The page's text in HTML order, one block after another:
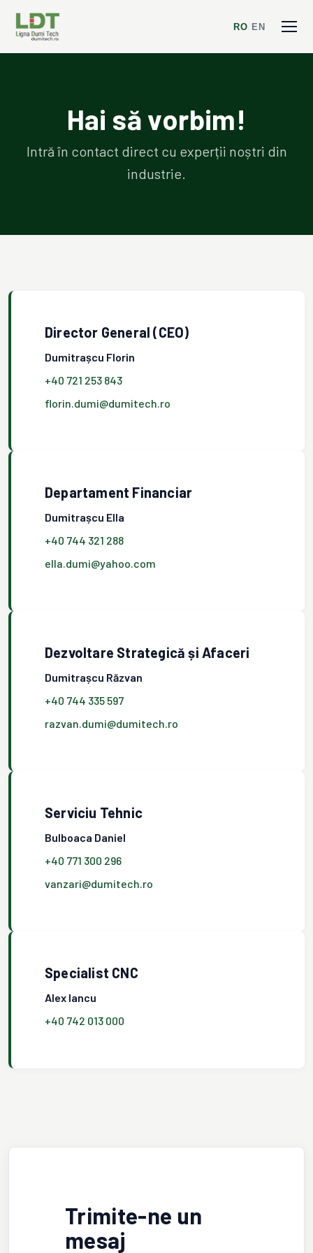
RO EN
Hai să vorbim!
Intră în contact direct cu experții noștri din
industrie.
Director General (CEO)
Dumitrașcu Florin
+40 721 253 843
florin.dumi@dumitech.ro
Departament Financiar
Dumitrașcu Ella
+40 744 321 288
ella.dumi@yahoo.com
Dezvoltare Strategică și Afaceri
Dumitrașcu Răzvan
+40 744 335 597
razvan.dumi@dumitech.ro
Serviciu Tehnic
Bulboaca Daniel
+40 771 300 296
vanzari@dumitech.ro
Specialist CNC
Alex Iancu
+40 742 013 000
Trimite-ne un
mesaj